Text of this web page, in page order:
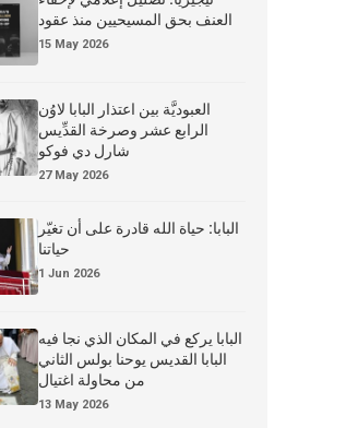
العنف بحق المسيحيين منذ عقود
15 May 2026
العبوديَّة بين اعتذار البابا لاوُن
الرابع عشر وصرخة القدِّيس
شارل دي فوكو
27 May 2026
البابا: حياة الله قادرة على أن تغيّر
حياتنا
1 Jun 2026
البابا يركع في المكان الذي نجا فيه
البابا القديس يوحنا بولس الثاني
من محاولة اغتيال
13 May 2026